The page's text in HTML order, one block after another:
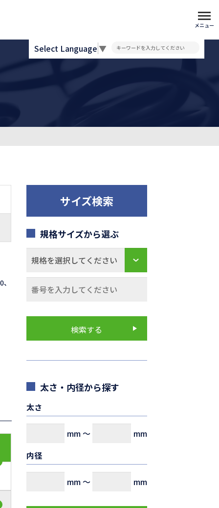
メニュー
Select Language▼
サイズ検索
規格サイズから選ぶ
太さ・内径から探す
太さ
mm～
mm
内径
mm～ mm